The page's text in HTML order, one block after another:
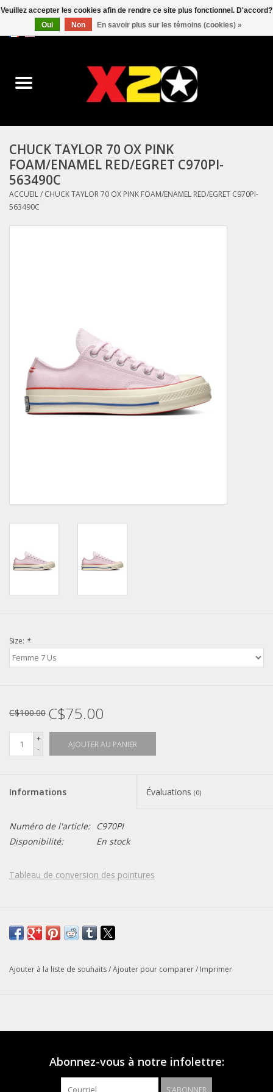
0 Articles - C$0.00
Converse
Kickers
Birkenstock
Vans
Autres marques
Vêtements
CHUCK TAYLOR 70 OX PINK
FOAM/ENAMEL RED/EGRET C970PI-
563490C
ACCUEIL/ CHUCK TAYLOR 70 OX PINK FOAM/ENAMEL RED/EGRET C970PI-
563490C
Size: *
C$100.00 C$75.00
+
-
AJOUTER AU PANIER
Informations Évaluations (0)
Numéro de l'article:
C970PI
Disponibilité:
En stock
Tableau de conversion des pointures
Ajouter à la liste de souhaits/Ajouter pour comparer/ Imprimer
Abonnez-vous à notre infolettre:
Veuillez accepter les cookies afin de rendre ce site plus fonctionnel. D'accord?
Oui
Non En savoir plus sur les témoins (cookies) »